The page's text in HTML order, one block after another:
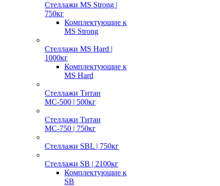
Стеллажи MS Strong |
750кг
Комплектующие к
MS Strong
Стеллажи MS Hard |
1000кг
Комплектующие к
MS Hard
Стеллажи Титан
МС-500 | 500кг
Стеллажи Титан
МС-750 | 750кг
Стеллажи SBL | 750кг
Стеллажи SB | 2100кг
Комплектующие к
SB